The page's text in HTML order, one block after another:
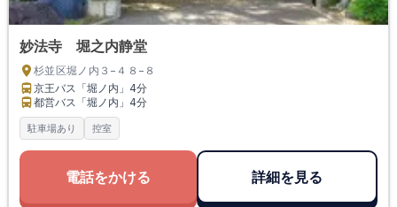
妙法寺 堀之内静堂
杉並区堀ノ内３−４８−８
京王バス「堀ノ内」 4分
都営バス「堀ノ内」 4分
駐車場あり 控室
電話をかける 詳細を見る